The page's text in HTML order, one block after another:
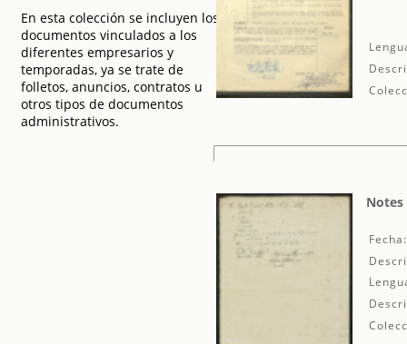
En esta colección se incluyen los
documentos vinculados a los
diferentes empresarios y
temporadas, ya se trate de
folletos, anuncios, contratos u
otros tipos de documentos
administrativos.
Fecha: